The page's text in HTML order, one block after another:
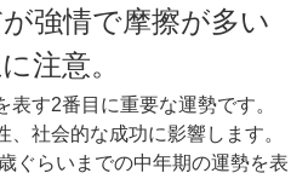
強情で摩擦が多い
注意。
表す2番目に重要な運勢です。
、社会的な成功に影響します。
ぐらいまでの中年期の運勢を表